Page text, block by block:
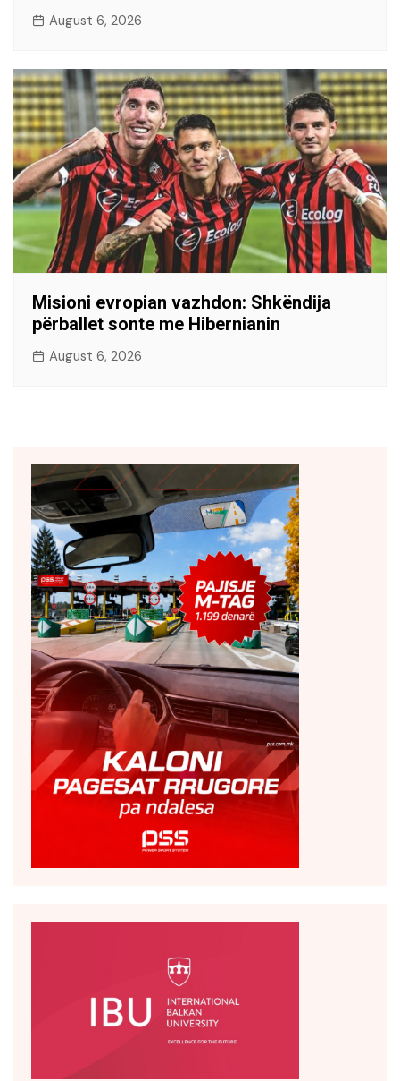
August 6, 2026
Misioni evropian vazhdon: Shkëndija
përballet sonte me Hibernianin
August 6, 2026